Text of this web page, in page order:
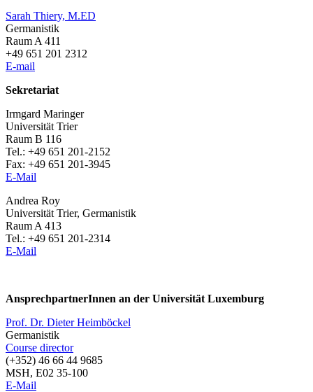
Sarah Thiery, M.ED
Germanistik
Raum A 411
+49 651 201 2312
E-mail
Sekretariat
Irmgard Maringer
Universität Trier
Raum B 116
Tel.: +49 651 201-2152
Fax: +49 651 201-3945
E-Mail
Andrea Roy
Universität Trier, Germanistik
Raum A 413
Tel.: +49 651 201-2314
E-Mail
AnsprechpartnerInnen an der Universität Luxemburg
Prof. Dr. Dieter Heimböckel
Germanistik
Course director
(+352) 46 66 44 9685
MSH, E02 35-100
E-Mail